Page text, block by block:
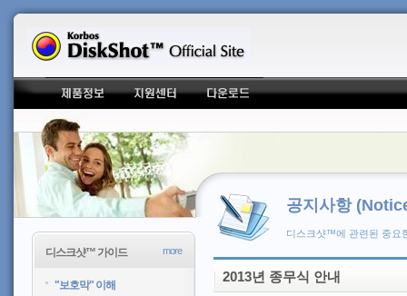
more
디스크샷™ 가이드
"보호막" 이해
공지사항
디스크샷™에 관련된 중요
2013년 종무식 안내